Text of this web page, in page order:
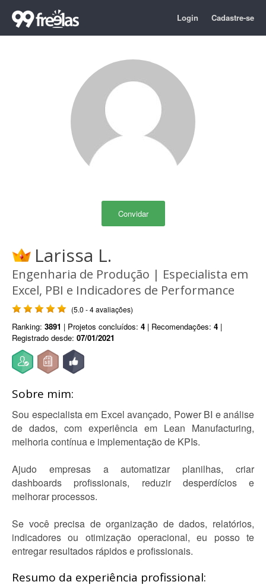
Login Cadastre-se
Convidar
Larissa L.
Engenharia de Produção | Especialista em
Excel, PBI e Indicadores de Performance
(5.0 - 4 avaliações)
Ranking: 3891 | Projetos concluídos: 4 | Recomendações: 4 |
Registrado desde: 07/01/2021
Sobre mim:
Sou especialista em Excel avançado, Power BI e análise
de dados, com experiência em Lean Manufacturing,
melhoria contínua e implementação de KPIs.
Ajudo empresas a automatizar planilhas, criar
dashboards profissionais, reduzir desperdícios e
melhorar processos.
Se você precisa de organização de dados, relatórios,
indicadores ou otimização operacional, eu posso te
entregar resultados rápidos e profissionais.
Resumo da experiência profissional: